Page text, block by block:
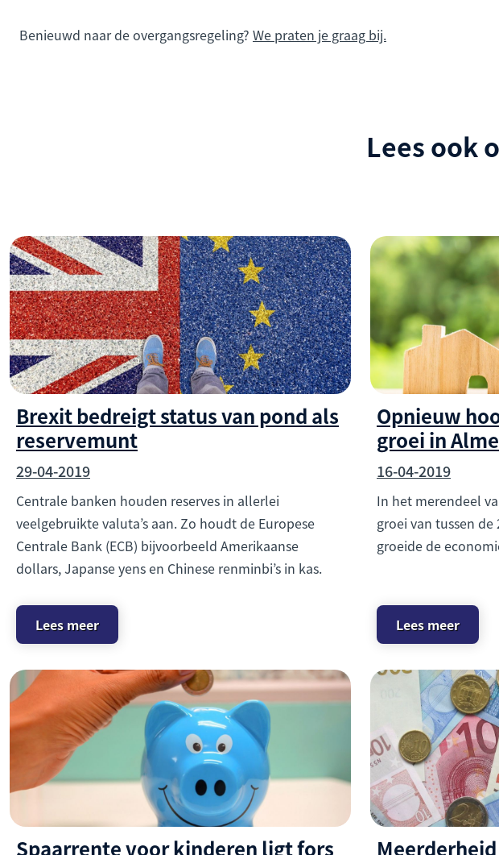
Benieuwd naar de overgangsregeling? We praten je graag bij.
Lees ook
Brexit bedreigt status van pond als
reservemunt
29-04-2019
Centrale banken houden reserves in allerlei
veelgebruikte valuta’s aan. Zo houdt de Europese
Centrale Bank (ECB) bijvoorbeeld Amerikaanse
dollars, Japanse yens en Chinese renminbi’s in kas.
Lees meer
Opnieuw
groei in
16-04-2019
In het merendeel
groei van tussen
groeide de
Lees meer
Spaarrente voor kinderen ligt fors